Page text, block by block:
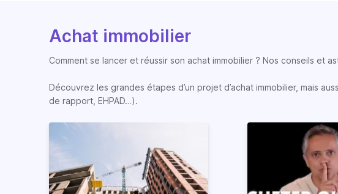
Achat immobilier
Comment se lancer et réussir son achat immobilier ? Nos conseils et
Découvrez les grandes étapes d’un projet d’achat immobilier, mais
de rapport, EHPAD…).